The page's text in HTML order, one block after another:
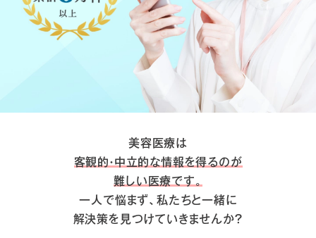
美容医療は
客観的・中立的な情報を得るのが
難しい医療です。
一人で悩まず、私たちと一緒に
解決策を見つけていきませんか？